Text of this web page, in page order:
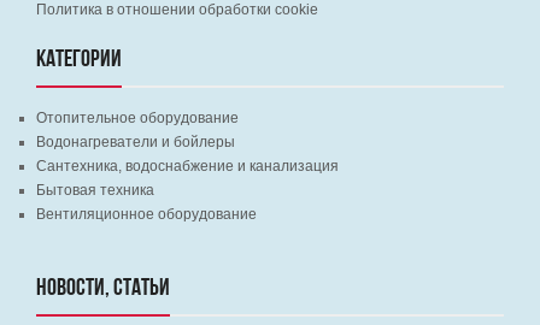
Политика в отношении обработки cookie
КАТЕГОРИИ
Отопительное оборудование
Водонагреватели и бойлеры
Сантехника, водоснабжение и канализация
Бытовая техника
Вентиляционное оборудование
НОВОСТИ, СТАТЬИ